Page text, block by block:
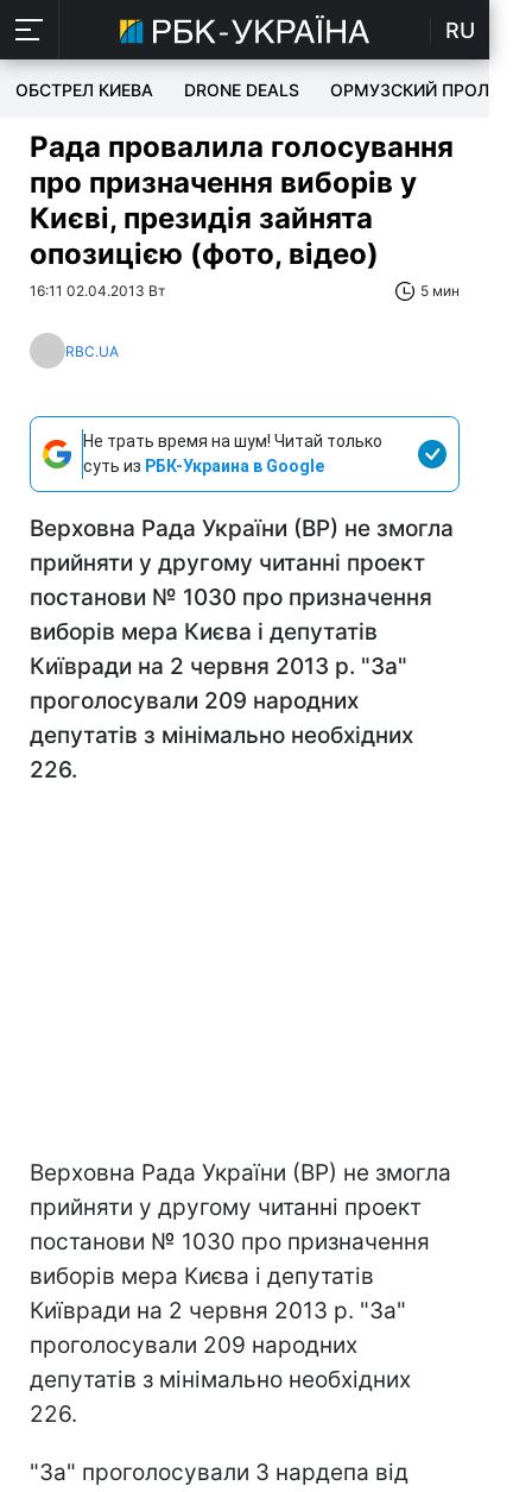
RU
ОБСТРЕЛ КИЕВА DRONE DEALS ОРМУЗСКИЙ ПРОЛИВ
Рада провалила голосування
про призначення виборів у
Києві, президія зайнята
опозицією (фото, відео)
16:11 02.04.2013 Вт 5 мин
RBC.UA
Не трать время на шум! Читай только
суть из РБК-Украина в Google
Верховна Рада України (ВР) не змогла
прийняти у другому читанні проект
постанови № 1030 про призначення
виборів мера Києва і депутатів
Київради на 2 червня 2013 р. "За"
проголосували 209 народних
депутатів з мінімально необхідних
226.
Верховна Рада України (ВР) не змогла
прийняти у другому читанні проект
постанови № 1030 про призначення
виборів мера Києва і депутатів
Київради на 2 червня 2013 р. "За"
проголосували 209 народних
депутатів з мінімально необхідних
226.
"За" проголосували 3 нардепа від